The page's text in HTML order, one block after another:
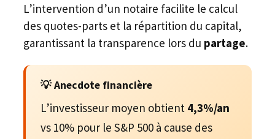
L’intervention d’un notaire facilite le calcul
des quotes-parts et la répartition du capital,
garantissant la transparence lors du partage.
💡 Anecdote financière
L’investisseur moyen obtient 4,3%/an
vs 10% pour le S&P 500 à cause des